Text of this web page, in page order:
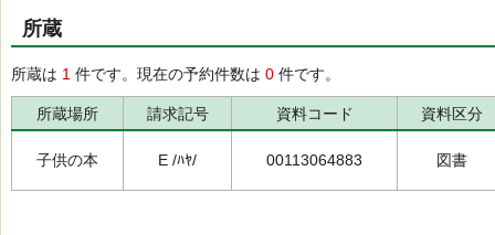
所蔵
所蔵は 1 件です。現在の予約件数は 0 件です。
所蔵場所 請求記号 資料コード 資料区分
子供の本 E /ﾊﾔ/ 00113064883 図書